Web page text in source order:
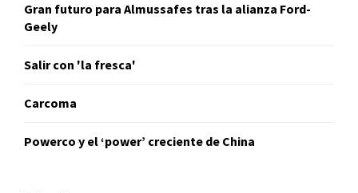
Gran futuro para Almussafes tras la alianza Ford-
Geely
Salir con 'la fresca'
Carcoma
Powerco y el ‘power’ creciente de China